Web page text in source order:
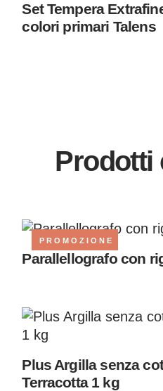
Set Tempera
colori primari Talens
Prodotti
PROMOZIONE
Parallellografo con
Plus Argilla senza
Terracotta 1 kg